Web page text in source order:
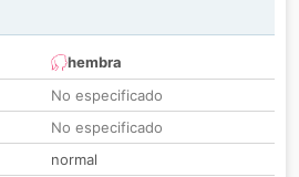
hembra
No especificado
No especificado
normal